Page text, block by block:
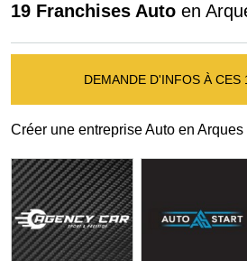
19 Franchises Auto en
DEMANDE D'INFOS À CES
Créer une entreprise Auto en